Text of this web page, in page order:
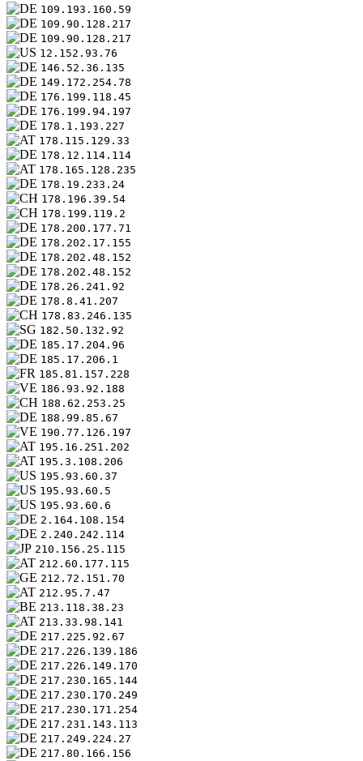
109.193.160.59
109.90.128.217
109.90.128.217
12.152.93.76
146.52.36.135
149.172.254.78
176.199.118.45
176.199.94.197
178.1.193.227
178.115.129.33
178.12.114.114
178.165.128.235
178.19.233.24
178.196.39.54
178.199.119.2
178.200.177.71
178.202.17.155
178.202.48.152
178.202.48.152
178.26.241.92
178.8.41.207
178.83.246.135
182.50.132.92
185.17.204.96
185.17.206.1
185.81.157.228
186.93.92.188
188.62.253.25
188.99.85.67
190.77.126.197
195.16.251.202
195.3.108.206
195.93.60.37
195.93.60.5
195.93.60.6
2.164.108.154
2.240.242.114
210.156.25.115
212.60.177.115
212.72.151.70
212.95.7.47
213.118.38.23
213.33.98.141
217.225.92.67
217.226.139.186
217.226.149.170
217.230.165.144
217.230.170.249
217.230.171.254
217.231.143.113
217.249.224.27
217.80.166.156